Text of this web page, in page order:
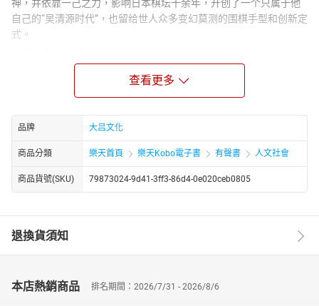
神，并依靠一己之力，影响日本棋坛十余年，开创了一个只属于他
自己的“吴清源时代”，也留给世人众多变幻莫测的围棋手型和创新定
式。
王拥军所著《华为逻辑》（中国商业出版社，2016 年，ISBN 978-
7-5044-9550-1）是一本聚焦华为商业与管理底层逻辑的通俗经管读
全球化的战略、用人、管理、营销等关键逻辑，为企业管理者与创
业者提供可借鉴的实战框架。以下从作者、著作核心信息、内容框
架、创作价值展开详述
查看更多
品牌 大吕文化
商品分類 樂天首頁 樂天Kobo電子書 有聲書 人文社會
商品貨號(SKU) 79873024-9d41-3ff3-86d4-0e020ceb0805
退換貨須知
本店熱銷商品 排名期間：2026/7/31 - 2026/8/6